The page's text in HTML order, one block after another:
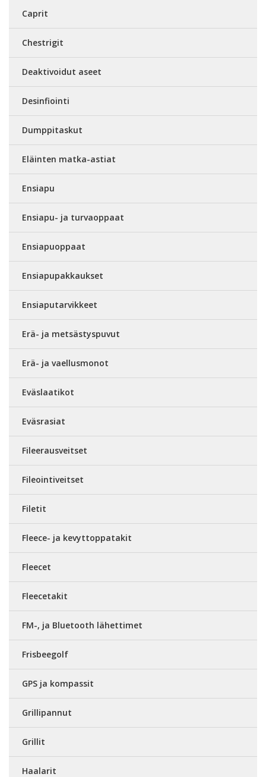
Caprit
Chestrigit
Deaktivoidut aseet
Desinfiointi
Dumppitaskut
Eläinten matka-astiat
Ensiapu
Ensiapu- ja turvaoppaat
Ensiapuoppaat
Ensiapupakkaukset
Ensiaputarvikkeet
Erä- ja metsästyspuvut
Erä- ja vaellusmonot
Eväslaatikot
Eväsrasiat
Fileerausveitset
Fileointiveitset
Filetit
Fleece- ja kevyttoppatakit
Fleecet
Fleecetakit
FM-, ja Bluetooth lähettimet
Frisbeegolf
GPS ja kompassit
Grillipannut
Grillit
Haalarit